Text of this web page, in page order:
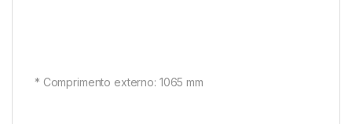
* Comprimento externo: 1065 mm